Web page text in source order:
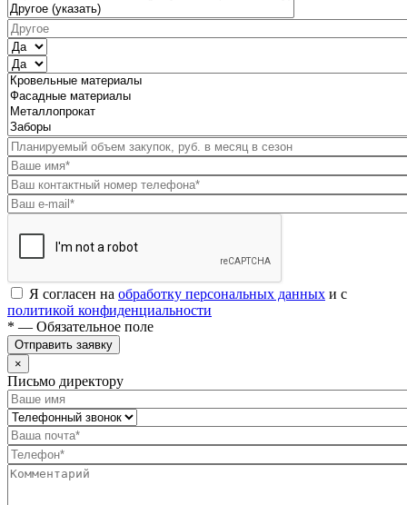
Я согласен на обработку персональных данных и с
политикой конфиденциальности
* — Обязательное поле
Отправить заявку
×
Письмо директору